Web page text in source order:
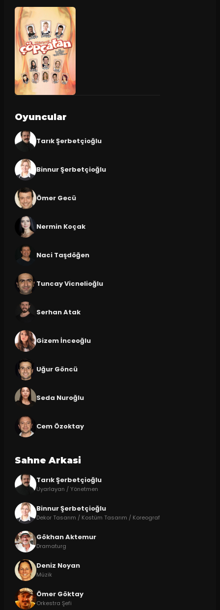
Oyuncular
Tarık Şerbetçioğlu
Binnur Şerbetçioğlu
Ömer Gecü
Nermin Koçak
Naci Taşdöğen
Tuncay Vicnelioğlu
Serhan Atak
Gizem İnceoğlu
Uğur Göncü
Seda Nuroğlu
Cem Özoktay
Sahne Arkasi
Tarık Şerbetçioğlu
Uyarlayan / Yönetmen
Binnur Şerbetçioğlu
Dekor Tasarım / Kostüm Tasarım / Koreograf
Gökhan Aktemur
Dramaturg
Deniz Noyan
Müzik
Ömer Göktay
Orkestra Şefi